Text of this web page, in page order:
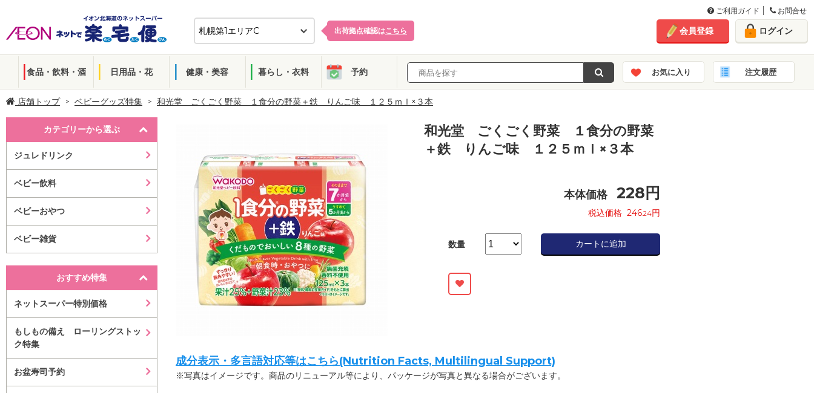
ご利用ガイド お問合せ
出荷拠点確認はこちら 会員登録 ログイン
食品・飲料・酒 日用品・花 健康・美容 暮らし・衣料 予約 お気に入り 注文履歴
店舗トップ ベビーグッズ特集 和光堂 ごくごく野菜 １食分の野菜＋鉄 りんご味 １２５ｍｌ×３本
カテゴリーから選ぶ
ジュレドリンク
ベビー飲料
ベビーおやつ
ベビー雑貨
おすすめ特集
ネットスーパー特別価格
もしもの備え ローリングストッ
ク特集
お盆寿司予約
和光堂 ごくごく野菜 １食分の野菜
＋鉄 りんご味 １２５ｍｌ×３本
本体価格 228 円
税込価格 246.24円
数量 カートに追加
成分表示・多言語対応等はこちら(Nutrition Facts, Multilingual Support)
※写真はイメージです。商品のリニューアル等により、パッケージが写真と異なる場合がございます。